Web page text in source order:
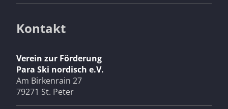
Kontakt
Verein zur Förderung
Para Ski nordisch e.V.
Am Birkenrain 27
79271 St. Peter